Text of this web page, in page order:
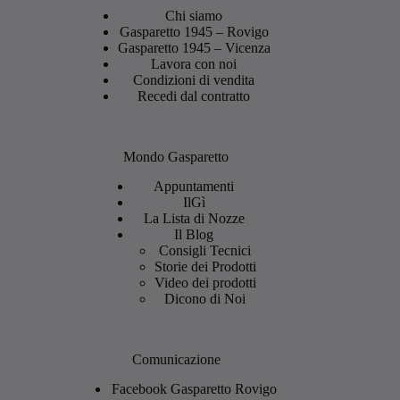
Chi siamo
Gasparetto 1945 – Rovigo
Gasparetto 1945 – Vicenza
Lavora con noi
Condizioni di vendita
Recedi dal contratto
Mondo Gasparetto
Appuntamenti
IlGì
La Lista di Nozze
Il Blog
Consigli Tecnici
Storie dei Prodotti
Video dei prodotti
Dicono di Noi
Comunicazione
Facebook Gasparetto Rovigo